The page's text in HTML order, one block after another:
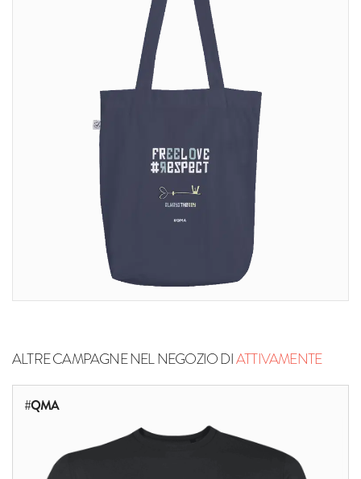
ALTRE CAMPAGNE NEL NEGOZIO DIATTIVAMENTE
#QMA